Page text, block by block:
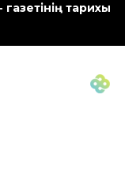
газетінің тарихы